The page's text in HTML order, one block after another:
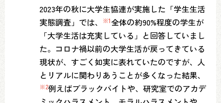
2023年の秋に大学生協連が実施した「学生生活
実態調査」では、
※1全体の約90%程度の学生が
「大学生活は充実している」と回答していまし
た。コロナ禍以前の大学生活が戻ってきている
現状が、すごく如実に表れていたのですが、人
とリアルに関わりあうことが多くなった結果、
※2例えばブラックバイトや、研究室でのアカデ